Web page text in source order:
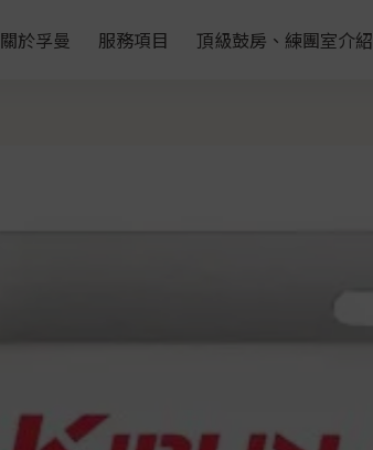
關於孚曼 服務項目 頂級鼓房、練團室介紹